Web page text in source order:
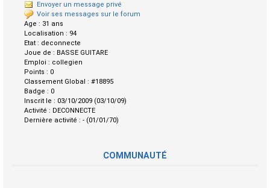
Envoyer un message privé
Voir ses messages sur le forum
Age : 31 ans
Localisation : 94
Etat : deconnecte
Joue de : BASSE GUITARE
Emploi : collegien
Points : 0
Classement Global : #18895
Badge : 0
Inscrit le : 03/10/2009 (03/10/09)
Activité : DECONNECTE
Dernière activité : - (01/01/70)
COMMUNAUTÉ